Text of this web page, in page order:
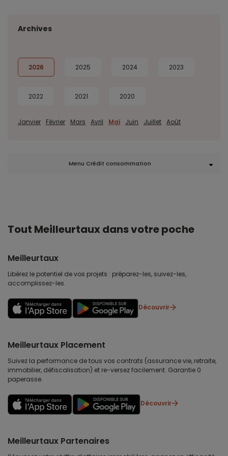
Archives
2026 2025 2024 2023
2022 2021 2020
Janvier Février Mars Avril Mai Juin Juillet Août
Menu Crédit consommation
Tout Meilleurtaux dans votre poche
Meilleurtaux
Libérez le potentiel de vos projets : préparez-les, suivez-les,
accomplissez-les.
Découvrir
Meilleurtaux Placement
Suivez la performance de tous vos contrats (assurance vie, retraite,
immobilier, défiscalisation) et re-versez facilement. Garantie 0
paperasse.
Découvrir
Meilleurtaux Partenaires